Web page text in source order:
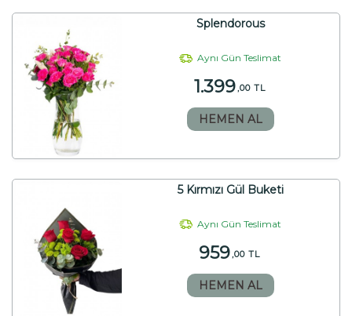
Splendorous
Aynı Gün Teslimat
1.399 ,00 TL
HEMEN AL
5 Kırmızı Gül Buketi
Aynı Gün Teslimat
959 ,00 TL
HEMEN AL